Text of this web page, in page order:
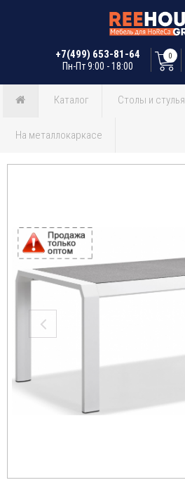
+7(499) 653-81-64
Пн-Пт 9:00 - 18:00
0
Каталог Столы и стулья
На металлокаркасе